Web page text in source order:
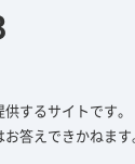
するサイトです。
お答えできかねま